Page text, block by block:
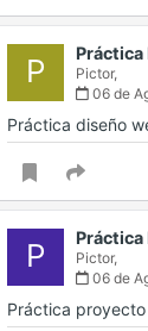
P Práctica
Pictor,
06 de
Práctica diseño
P
Pictor,
06 de
Práctica